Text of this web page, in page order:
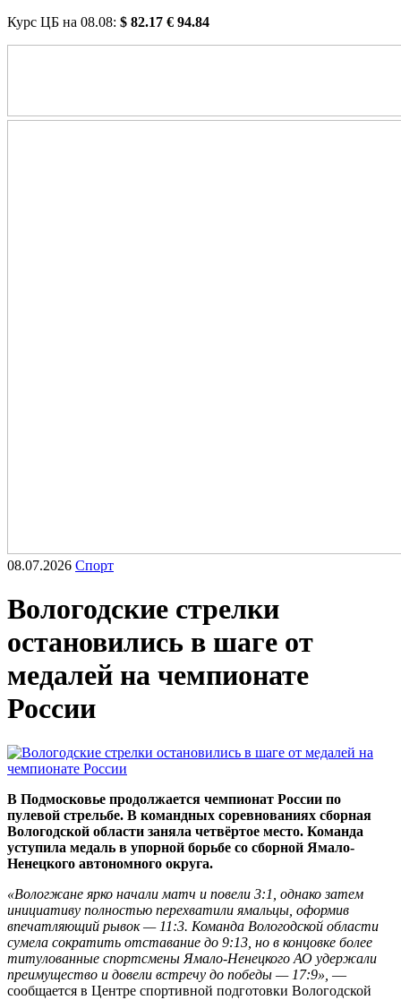
Курс ЦБ на 08.08: $ 82.17 € 94.84
08.07.2026 Спорт
Вологодские стрелки
остановились в шаге от
медалей на чемпионате
России
В Подмосковье продолжается чемпионат России по
пулевой стрельбе. В командных соревнованиях сборная
Вологодской области заняла четвёртое место. Команда
уступила медаль в упорной борьбе со сборной Ямало-
Ненецкого автономного округа.
«Вологжане ярко начали матч и повели 3:1, однако затем
инициативу полностью перехватили ямальцы, оформив
впечатляющий рывок — 11:3. Команда Вологодской области
сумела сократить отставание до 9:13, но в концовке более
титулованные спортсмены Ямало-Ненецкого АО удержали
преимущество и довели встречу до победы — 17:9», —
сообщается в Центре спортивной подготовки Вологодской